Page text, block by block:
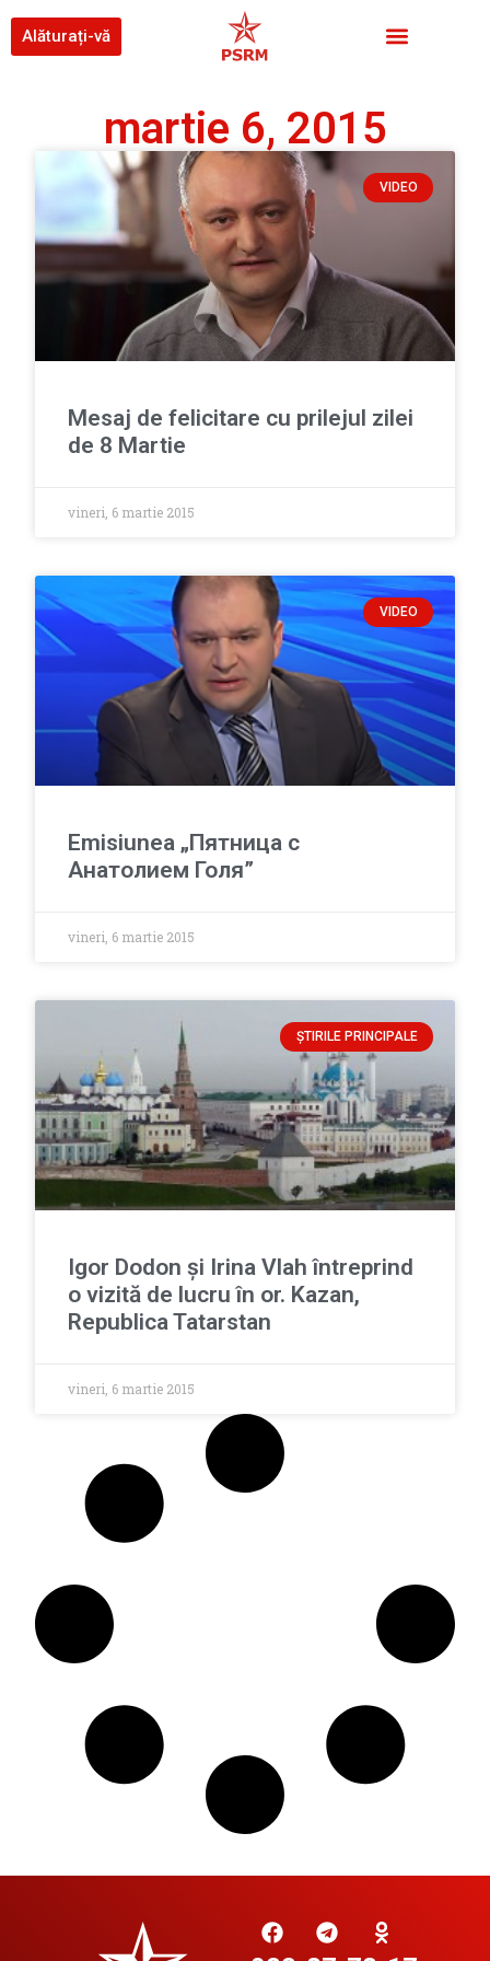
Alăturați-vă
martie 6, 2015
VIDEO
Mesaj de felicitare cu prilejul zilei
de 8 Martie
vineri, 6 martie 2015
VIDEO
Emisiunea „Пятница с
Анатолием Голя”
vineri, 6 martie 2015
ȘTIRILE PRINCIPALE
Igor Dodon şi Irina Vlah întreprind
o vizită de lucru în or. Kazan,
Republica Tatarstan
vineri, 6 martie 2015